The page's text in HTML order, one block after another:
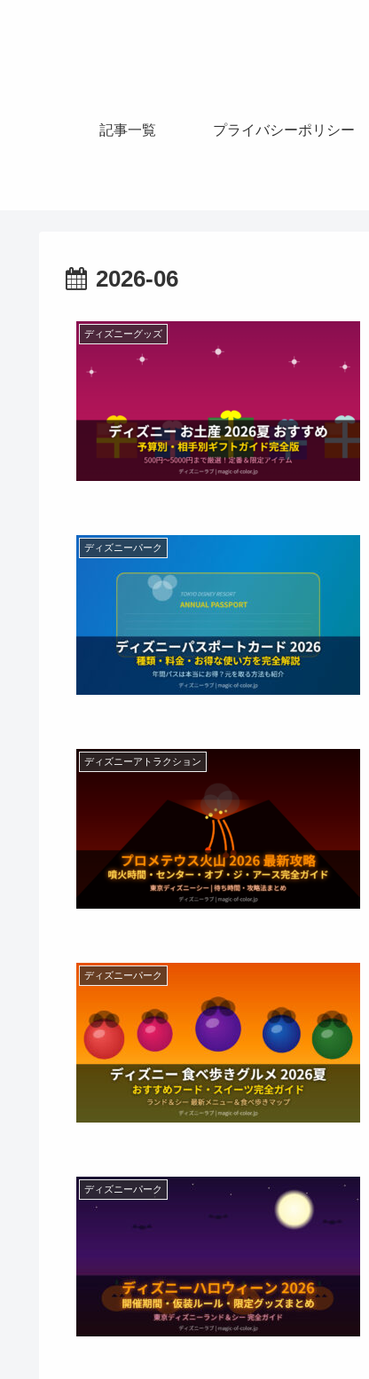
記事一覧 プライバシーポリシー
2026-06
ディズニーグッズ
ディズニーパーク
ディズニーアトラクション
ディズニーパーク
ディズニーパーク